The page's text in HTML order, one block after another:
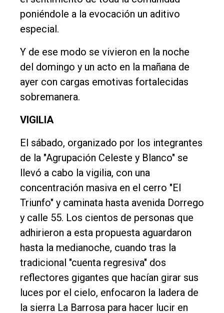
General
Política
Cultura
Entrevistas
Rural
Fúnebres
Edición
Empresa
Nosotros
Contacto
poniéndole a la evocación un aditivo
especial.
Y de ese modo se vivieron en la noche
del domingo y un acto en la mañana de
ayer con cargas emotivas fortalecidas
sobremanera.
VIGILIA
El sábado, organizado por los integrantes
de la "Agrupación Celeste y Blanco" se
llevó a cabo la vigilia, con una
concentración masiva en el cerro "El
Triunfo" y caminata hasta avenida Dorrego
y calle 55. Los cientos de personas que
adhirieron a esta propuesta aguardaron
hasta la medianoche, cuando tras la
tradicional "cuenta regresiva" dos
reflectores gigantes que hacían girar sus
luces por el cielo, enfocaron la ladera de
la sierra La Barrosa para hacer lucir en